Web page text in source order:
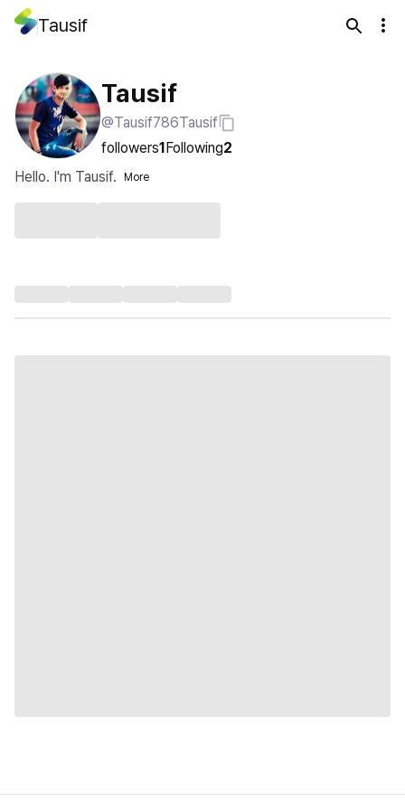
Tausif
Tausif
@Tausif786Tausif
followers1Following2
Hello. I'm Tausif.
More